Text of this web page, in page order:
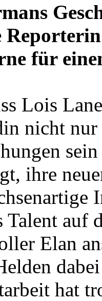
für
Lois
nicht
ihre
Talent auf
Elan
hat